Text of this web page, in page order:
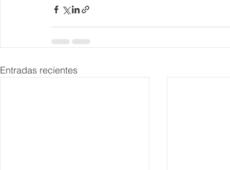
Entradas recientes